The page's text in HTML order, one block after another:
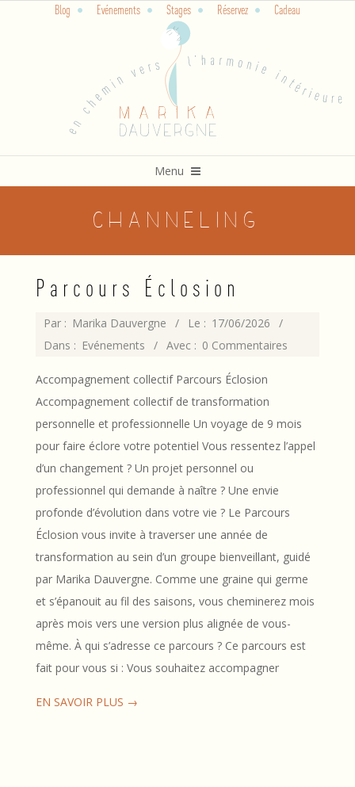
Blog Evénements Stages Réservez Cadeau
Navigation
Menu
channeling
Parcours Éclosion
2026-
06-
Par : Marika Dauvergne Le : 17/06/2026
Dans : Evénements Avec : 0 Commentaires
Accompagnement collectif Parcours Éclosion
Accompagnement collectif de transformation
personnelle et professionnelle Un voyage de 9 mois
pour faire éclore votre potentiel Vous ressentez l’appel
d’un changement ? Un projet personnel ou
professionnel qui demande à naître ? Une envie
profonde d’évolution dans votre vie ? Le Parcours
Éclosion vous invite à traverser une année de
transformation au sein d’un groupe bienveillant, guidé
par Marika Dauvergne. Comme une graine qui germe
et s’épanouit au fil des saisons, vous cheminerez mois
après mois vers une version plus alignée de vous-
même. À qui s’adresse ce parcours ? Ce parcours est
fait pour vous si : Vous souhaitez accompagner
EN SAVOIR PLUS →